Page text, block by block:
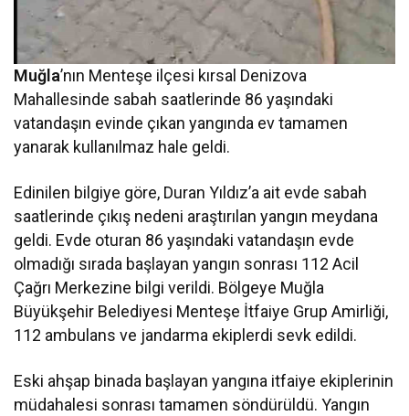
Muğla’nın Menteşe ilçesi kırsal Denizova
Mahallesinde sabah saatlerinde 86 yaşındaki
vatandaşın evinde çıkan yangında ev tamamen
yanarak kullanılmaz hale geldi.
Edinilen bilgiye göre, Duran Yıldız’a ait evde sabah
saatlerinde çıkış nedeni araştırılan yangın meydana
geldi. Evde oturan 86 yaşındaki vatandaşın evde
olmadığı sırada başlayan yangın sonrası 112 Acil
Çağrı Merkezine bilgi verildi. Bölgeye Muğla
Büyükşehir Belediyesi Menteşe İtfaiye Grup Amirliği,
112 ambulans ve jandarma ekiplerdi sevk edildi.
Eski ahşap binada başlayan yangına itfaiye ekiplerinin
müdahalesi sonrası tamamen söndürüldü. Yangın